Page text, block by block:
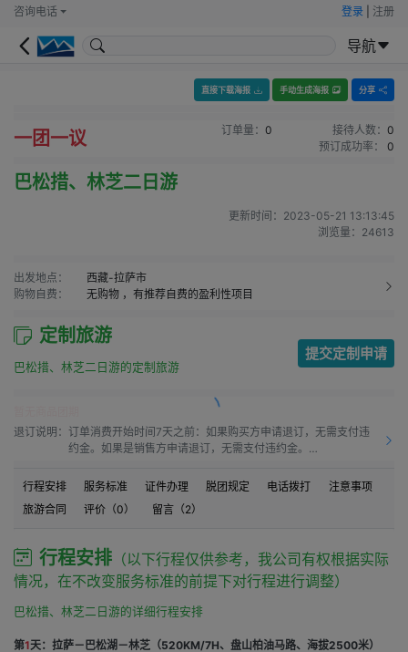
咨询电话 登录 注册
导航
直接下载海报 手动生成海报 分享
一团一议 订单量： 0 接待人数： 0
预订成功率：
0
巴松措、林芝二日游
更新时间： 2023-05-21 13:13:45
浏览量： 24613
出发地点：
西藏-拉萨市
购物自费：
无购物 ，有推荐自费的盈利性项目
定制旅游
巴松措、林芝二日游的定制旅游
提交定制申请
退订说明： 订单消费开始时间7天之前：如果购买方申请退订，无需支付违
约金。如果是销售方申请退订，无需支付违约金。
购买方申请退订，需要按50.0%比例支付违约金。如果是销售方
订单消费开始时间之前4天到订单消费开始时间之前1天：如果购
请退订，需要按15.00%比例支付违约金。
订单消费开始时间之前1天到订单消费开始时间：如果购买方申
请退订，需要按80.0%比例支付违约金。如果是销售方申请退
订单消费开始时间之后：如果购买方申请退订，需要按100%比
违约金。
行程安排 服务标准 证件办理 脱团规定 电话拨打
注意事项
旅游合同
评价（0） 留言（2）
行程安排 （以下行程仅供参考，我公司有权根据实际
情况，在不改变服务标准的前提下对行程进行调整）
巴松措、林芝二日游的详细行程安排
第1天：拉萨－巴松湖－林芝（520KM/7H、盘山柏油马路、海拔2500米）